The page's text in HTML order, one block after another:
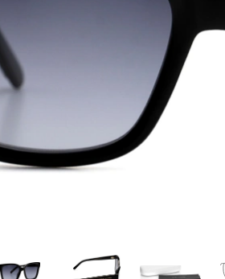
Ширина линзы
Ширина